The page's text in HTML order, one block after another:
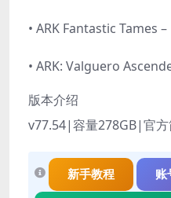
• ARK Fantastic Tames
• ARK: Valguero
版本介绍
v77.54|容量278GB|官
新手教程 账